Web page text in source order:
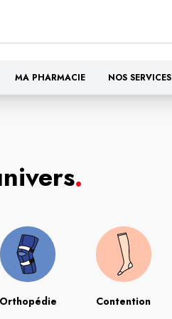
MA PHARMACIE NOS SERVICES
.
Orthopédie Contention